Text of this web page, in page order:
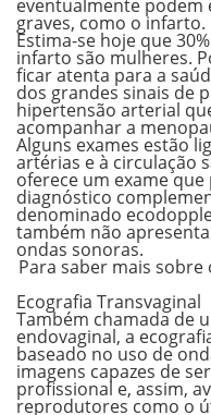
eventualmente podem
graves, como o infarto.
Estima-se hoje que
infarto são mulheres.
ficar atenta para a
dos grandes sinais de
hipertensão arterial
acompanhar a
Alguns exames estão
artérias e à circulação
oferece um exame
diagnóstico
denominado
também não
ondas sonoras.
Para saber mais
Ecografia Transvaginal
Também chamada de
endovaginal, a
baseado no uso de
imagens capazes de
profissional e, assim,
reprodutores como o